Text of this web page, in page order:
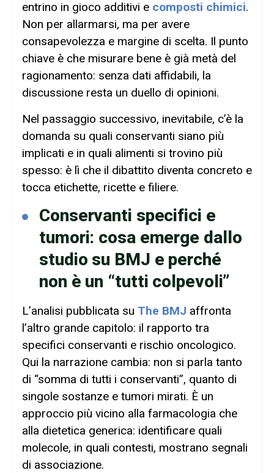
entrino in gioco additivi e composti chimici.
Non per allarmarsi, ma per avere
consapevolezza e margine di scelta. Il punto
chiave è che misurare bene è già metà del
ragionamento: senza dati affidabili, la
discussione resta un duello di opinioni.
Nel passaggio successivo, inevitabile, c’è la
domanda su quali conservanti siano più
implicati e in quali alimenti si trovino più
spesso: è lì che il dibattito diventa concreto e
tocca etichette, ricette e filiere.
Conservanti specifici e
tumori: cosa emerge dallo
studio su BMJ e perché
non è un “tutti colpevoli”
L’analisi pubblicata su The BMJ affronta
l’altro grande capitolo: il rapporto tra
specifici conservanti e rischio oncologico.
Qui la narrazione cambia: non si parla tanto
di “somma di tutti i conservanti”, quanto di
singole sostanze e tumori mirati. È un
approccio più vicino alla farmacologia che
alla dietetica generica: identificare quali
molecole, in quali contesti, mostrano segnali
di associazione.